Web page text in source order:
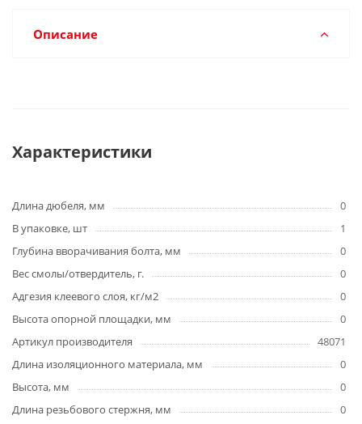
Описание
Характеристики
Длина дюбеля, мм
0
В упаковке, шт
1
Глубина вворачивания болта, мм
0
Вес смолы/отвердитель, г.
0
Адгезия клеевого слоя, кг/м2
0
Высота опорной площадки, мм
0
Артикул производителя
48071
Длина изоляционного материала, мм
0
Высота, мм
0
Длина резьбового стержня, мм
0